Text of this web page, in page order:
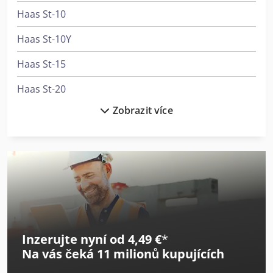
Haas St-10
Haas St-10Y
Haas St-15
Haas St-20
Haas Tm-1P
Haas Tm-2
Haas Tm-2P
Zobrazit více
Inzerujte nyní od 4,49 €*
Na vás čeká 11 milionů kupujících